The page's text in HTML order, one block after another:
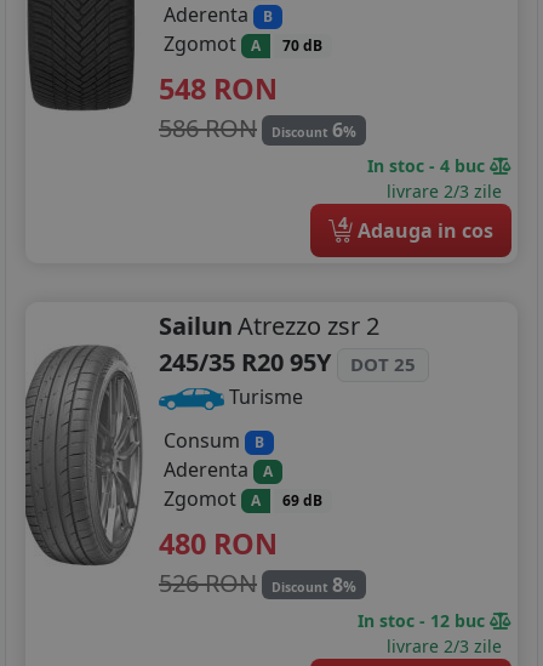
Aderenta B
Zgomot A 70 dB
548 RON
586 RON Discount 6%
In stoc - 4 buc
livrare 2/3 zile
4 Adauga in cos
SailunAtrezzo zsr 2
245/35 R20 95Y
DOT 25
Turisme
Consum
B
Aderenta A
Zgomot A 69 dB
480 RON
526 RON Discount 8%
In stoc - 12 buc
livrare 2/3 zile